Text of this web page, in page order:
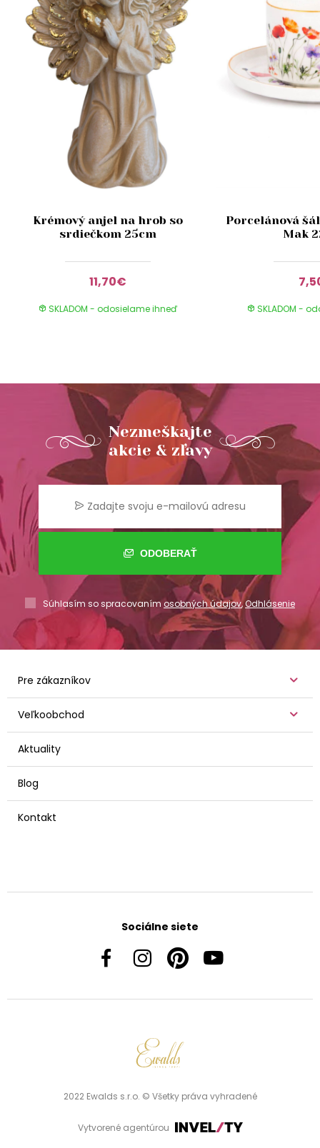
Krémový anjel na hrob so
srdiečkom 25cm
11,70€
SKLADOM - odosielame ihneď
Porcelánová
Mak
SKLADOM -
Nezmeškajte
akcie & zľavy
ODOBERAŤ
Súhlasím so spracovaním osobných údajov,Odhlásenie
Pre zákazníkov
Veľkoobchod
Aktuality
Blog
Kontakt
Sociálne siete
2022 Ewalds s.r.o. © Všetky práva vyhradené
Vytvorené agentúrou